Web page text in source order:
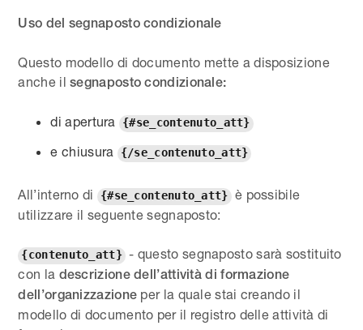
Uso del segnaposto condizionale
Questo modello di documento mette a disposizione
anche ilsegnaposto condizionale:
di apertura {#se_contenuto_att}
e chiusura {/se_contenuto_att}
All’interno di {#se_contenuto_att} è possibile
utilizzare il seguente segnaposto:
{contenuto_att} - questo segnaposto sarà sostituito
con la descrizione dell’attività di formazione
dell’organizzazione per la quale stai creando il
modello di documento per il registro delle attività di